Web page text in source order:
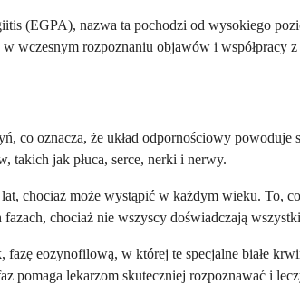
(EGPA), nazwa ta pochodzi od wysokiego
wczesnym rozpoznaniu objawów i współpracy
co oznacza, że układ odpornościowy
takich jak płuca, serce, nerki i nerwy.
chociaż może wystąpić w każdym wieku. To,
fazach, chociaż nie wszyscy doświadczają
eozynofilową, w której te specjalne białe
pomaga lekarzom skuteczniej rozpoznawać i